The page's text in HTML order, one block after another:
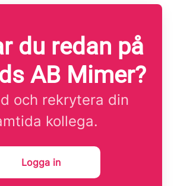
du redan på
AB Mimer?
och rekrytera din
kollega.
Logga in